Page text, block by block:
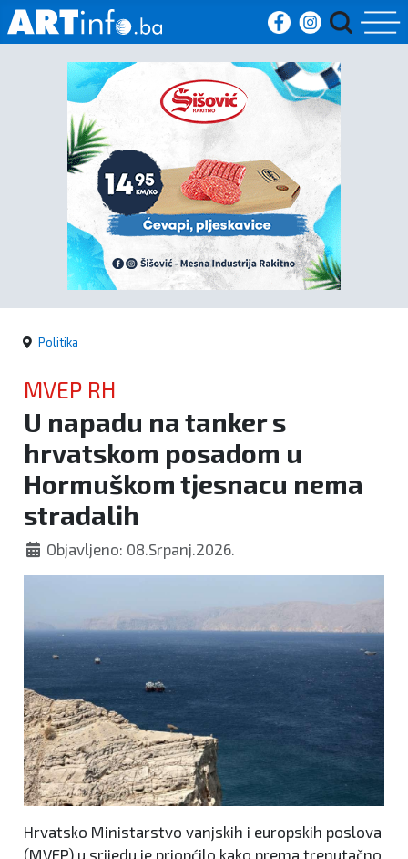
Početna
Vijesti
Sport
Kultura
Crna
kronika
Politika
Zanimljivosti
Politika
MVEP RH
U napadu na tanker s
hrvatskom posadom u
Hormuškom tjesnacu nema
stradalih
Objavljeno: 08.Srpanj.2026.
Hrvatsko Ministarstvo vanjskih i europskih poslova
(MVEP) u srijedu je priopćilo kako prema trenutačno